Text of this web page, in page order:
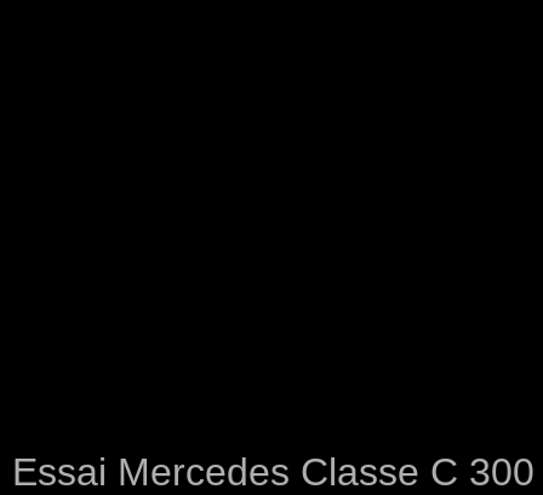
Essai Mercedes Classe C